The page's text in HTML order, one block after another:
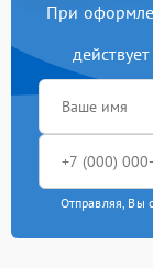
При
Отправляя, Вы